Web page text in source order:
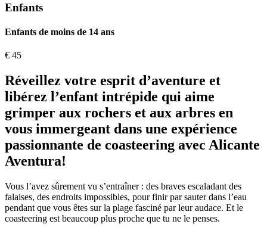
Enfants
Enfants de moins de 14 ans
€ 45
Réveillez votre esprit d’aventure et
libérez l’enfant intrépide qui aime
grimper aux rochers et aux arbres en
vous immergeant dans une expérience
passionnante de coasteering avec Alicante
Aventura!
Vous l’avez sûrement vu s’entraîner : des braves escaladant des
falaises, des endroits impossibles, pour finir par sauter dans l’eau
pendant que vous êtes sur la plage fasciné par leur audace. Et le
coasteering est beaucoup plus proche que tu ne le penses.